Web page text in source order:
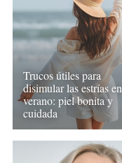
Trucos útiles para
disimular las estrías en
verano: piel bonita y
cuidada